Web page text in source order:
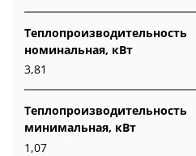
Теплопроизводительность
номинальная, кВт
3,81
Теплопроизводительность
минимальная, кВт
1,07